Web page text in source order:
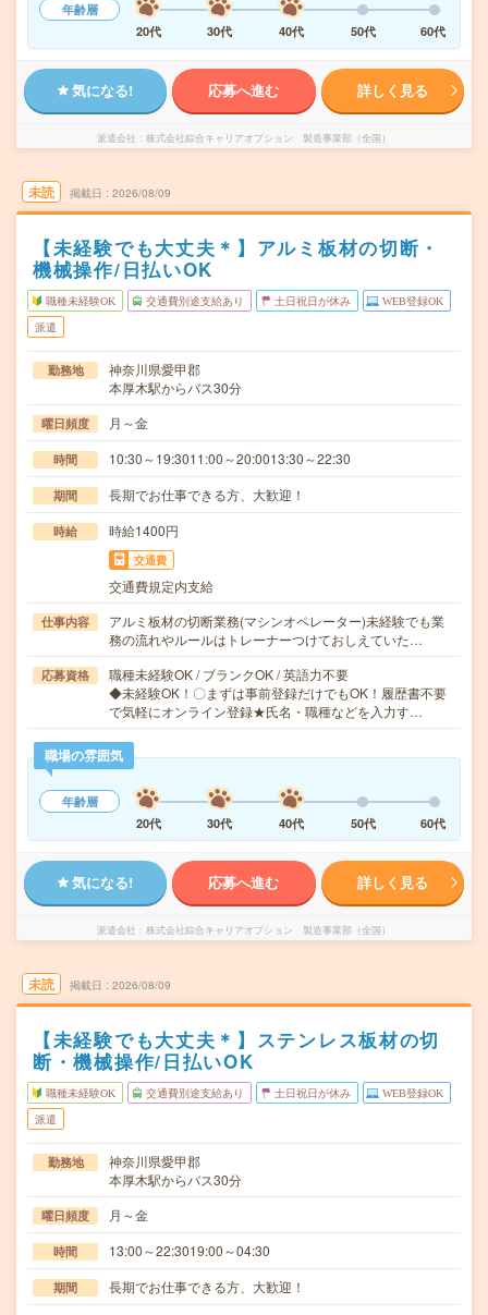
年齢層
20代
30代 40代 50代 60代
気になる! 応募へ進む 詳しく見る
派遣会社 株式会社綜合キャリアオプション 製造事業部（全国）
未読 掲載日 2026/08/09
【未経験でも大丈夫＊】アルミ板材の切断・
機械操作/日払いOK
職種未経験OK 交通費別途支給あり 土日祝日が休み WEB登録OK
派遣
勤務地
神奈川県愛甲郡
本厚木駅からバス30分
曜日頻度 月～金
時間 10:30～19:3011:00～20:0013:30～22:30
期間 長期でお仕事できる方、大歓迎！
時給 時給1400円
交通費
交通費規定内支給
仕事内容
アルミ板材の切断業務(マシンオペレーター)未経験でも業
務の流れやルールはトレーナーつけておしえていた…
応募資格
職種未経験OK / ブランクOK / 英語力不要
◆未経験OK！〇まずは事前登録だけでもOK！履歴書不要
で気軽にオンライン登録★氏名・職種などを入力す…
職場の雰囲気
年齢層
20代
30代 40代 50代 60代
気になる! 応募へ進む 詳しく見る
派遣会社 株式会社綜合キャリアオプション 製造事業部（全国）
未読 掲載日 2026/08/09
【未経験でも大丈夫＊】ステンレス板材の切
断・機械操作/日払いOK
職種未経験OK 交通費別途支給あり 土日祝日が休み WEB登録OK
派遣
勤務地
神奈川県愛甲郡
本厚木駅からバス30分
曜日頻度 月～金
時間 13:00～22:3019:00～04:30
期間
長期でお仕事できる方、大歓迎！